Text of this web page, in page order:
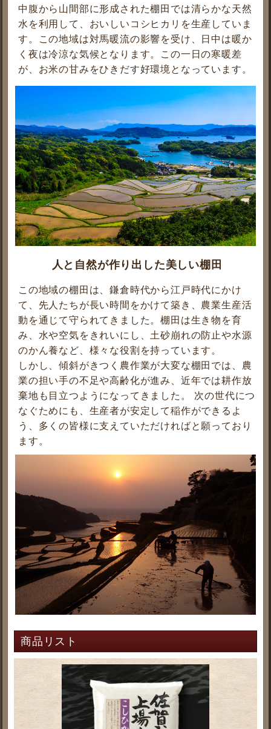
中腹から山間部に形成された棚田では清らかな天然
水を利用して、おいしいコシヒカリを生産していま
す。この地域は対馬暖流の影響を受け、日中は暖か
く夜は冷涼な気候となります。この一日の寒暖差
が、お米の甘みをひきだす好環境となっています。
人と自然が作り出した美しい棚田
この地域の棚田は、鎌倉時代から江戸時代にかけ
て、先人たちが長い時間をかけて築き、農業生産活
動を通じて守られてきました。棚田は生き物を育
み、水や空気をきれいにし、土砂崩れの防止や水源
のかん養など、様々な役割を持っています。
しかし、傾斜がきつく農作業が大変な棚田では、農
業の担い手の不足や高齢化が進み、近年では耕作放
棄地も目立つようになってきました。 次の世代につ
なぐためにも、生産者が安定して稲作ができるよ
う、多くの皆様に支えていただければと願っており
ます。
商品リスト